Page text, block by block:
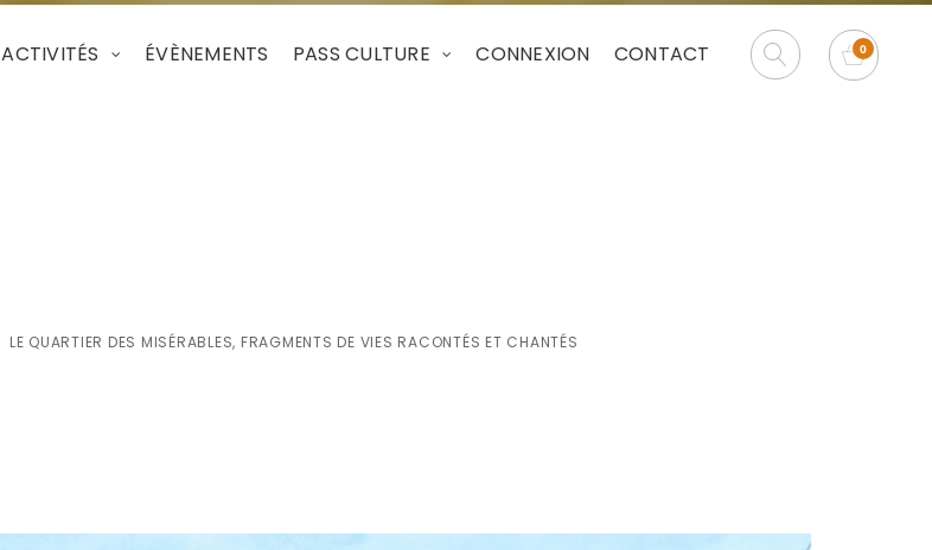
ACTIVITÉS ÉVÈNEMENTS PASS CULTURE CONNEXION CONTACT
LE QUARTIER DES MISÉRABLES, FRAGMENTS DE VIES RACONTÉS ET CHANTÉS